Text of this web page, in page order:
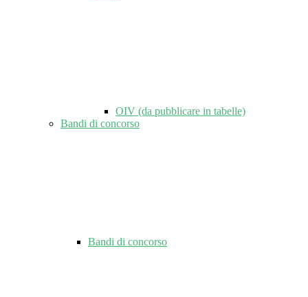
OIV (da pubblicare in tabelle)
Bandi di concorso
Bandi di concorso